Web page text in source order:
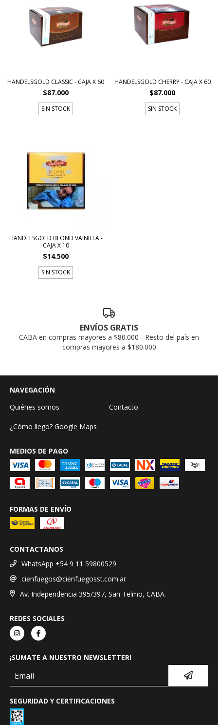
HANDELSGOLD CLASSIC - CAJA X 60
$87.000
SIN STOCK
HANDELSGOLD CHERRY - CAJA X 60
$87.000
SIN STOCK
HANDELSGOLD BLOND VAINILLA -
CAJA X 10
$14.500
SIN STOCK
ENVÍOS GRATIS
CABA en compras mayores a $80.000 - Resto del país en
compras mayores a $180.000
NAVEGACIÓN
Quiénes somos
Contacto
¿Cómo llego? Google Maps
MEDIOS DE PAGO
FORMAS DE ENVÍO
CONTACTANOS
WhatsApp +54 9 11 59800529
cienfuegos@cienfuegosst.com.ar
Av. Independencia 395/397, San Telmo, CABA.
REDES SOCIALES
¡SUMATE A NUESTRO NEWSLETTER!
SEGURIDAD Y CERTIFICACIONES